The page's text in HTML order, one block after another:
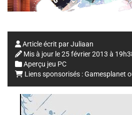
Article écrit parJuliaan
Mis à jour le25 février 2013 à
Aperçu jeu PC
Liens sponsorisés :Gamesplanet